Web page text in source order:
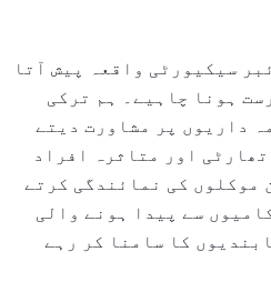
سیکیورٹی واقعہ پیش آتا
ہونا چاہیے۔ ہم ترکی
داریوں پر مشاورت دیتے
اور متاثرہ افراد
موکلوں کی نمائندگی کرتے
سے پیدا ہونے والی
کا سامنا کر رہے